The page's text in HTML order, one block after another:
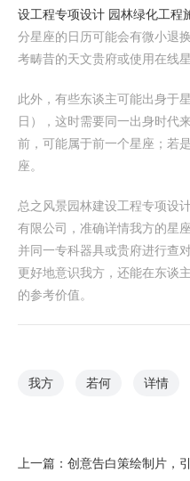
设工程专项设计 园林绿化工程
分星座的日历可能会有微小退
考畴昔的天文贵府或使用在线
此外，有些东谈主可能出身于
日），这时需要同一出身时代
前，可能属于前一个星座；若
座。
总之风景园林建设工程专项设
有限公司，准确详情我方的星
并同一专科器具或贵府进行查
更好地意识我方，还能在东谈
的参考价值。
我方 若何 详情
上一篇： 创意告白策绘制片，